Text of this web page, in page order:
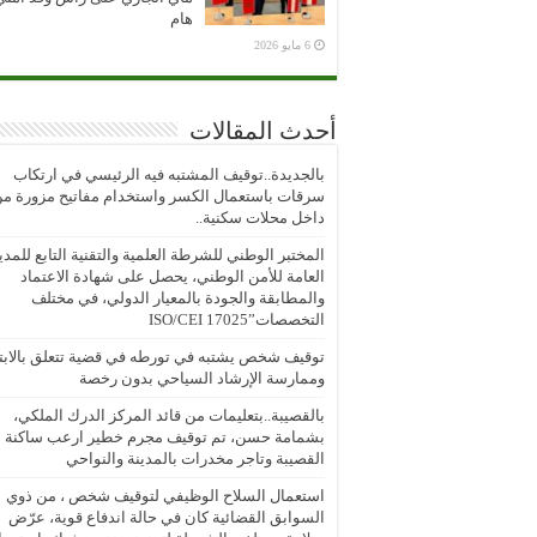
هام
6 مايو 2026
أحدث المقالات
بالجديدة..توقيف المشتبه فيه الرئيسي في ارتكاب
سرقات باستعمال الكسر واستخدام مفاتيح مزورة
داخل محلات سكنية..
المختبر الوطني للشرطة العلمية والتقنية التابع
العامة للأمن الوطني، يحصل على شهادة الاعتماد
والمطابقة والجودة بالمعيار الدولي، في مختلف
التخصصات”ISO/CEI 17025
توقيف شخص يشتبه في تورطه في قضية تتعلق
وممارسة الإرشاد السياحي بدون رخصة
بالقصيبة..بتعليمات من قائد المركز الدرك الملكي،
بشمامة حسن، تم توقيف مجرم خطير ارعب ساكنة
القصيبة وتاجر مخدرات بالمدينة والنواحي
استعمال السلاح الوظيفي لتوقيف شخص ، من ذوي
السوابق القضائية كان في حالة اندفاع قوية، عرّض